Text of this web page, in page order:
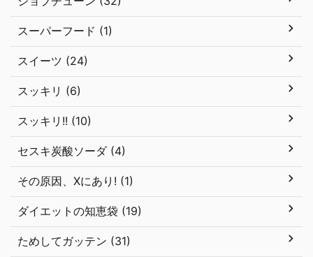
スーパーフード (1)
スイーツ (24)
スッキリ (6)
スッキリ!! (10)
セスキ炭酸ソーダ (4)
その原因、Xにあり! (1)
ダイエットの知恵袋 (19)
ためしてガッテン (31)